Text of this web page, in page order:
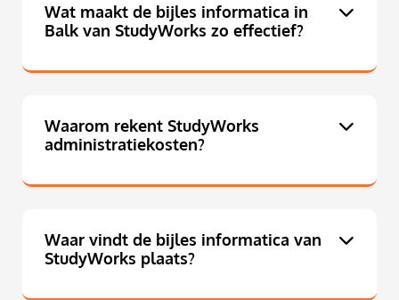
Wat maakt de bijles informatica in
Balk van StudyWorks zo effectief?
Waarom rekent StudyWorks
administratiekosten?
Waar vindt de bijles informatica van
StudyWorks plaats?